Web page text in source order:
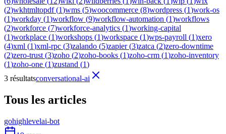
(2)wkhtmltopdf(1)wms (5)woocommerce (8)wordpress (1)work-os
(1)workday (1)workflow (9)workflow-automation (1)workflows
(2)workforce (7)workforce-analytics (1)working-capital
(1)workplace (1)workshops (1)workspace (1)wps-payroll (1)xero
(4)xml (1)xml-rpc (3)zalando (5)zapier(3)zatca (2)zero-downtime
(2)zero-trust (3)zoho (2)zoho-books (1)zoho-crm (1)zoho-inventory
(1)zoho-one (1)zustand (1)
3 résultatsconversational-ai
Tous les articles
gohighlevelai-bot